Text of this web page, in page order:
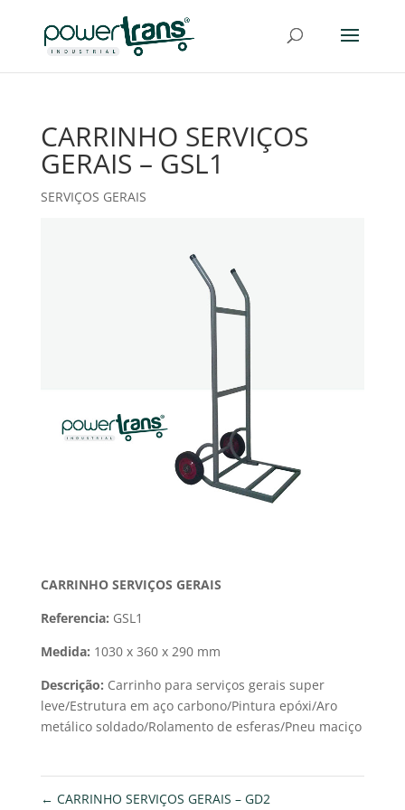
CARRINHO SERVIÇOS
GERAIS – GSL1
SERVIÇOS GERAIS
CARRINHO SERVIÇOS GERAIS
Referencia: GSL1
Medida: 1030 x 360 x 290 mm
Descrição: Carrinho para serviços gerais super
leve/Estrutura em aço carbono/Pintura epóxi/Aro
metálico soldado/Rolamento de esferas/Pneu maciço
← CARRINHO SERVIÇOS GERAIS – GD2